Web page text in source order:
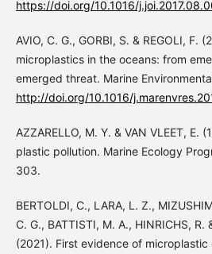
https://doi.org/10.1016/
AVIO, C. G., GORBI, S. & REGOLI, F.
microplastics in the oceans: from
emerged threat. Marine
http://doi.org/10.1016/
AZZARELLO, M. Y. & VAN VLEET, E.
plastic pollution. Marine Ecology
303.
BERTOLDI, C., LARA, L. Z.,
C. G., BATTISTI, M. A., HINRICHS, R.
(2021). First evidence of